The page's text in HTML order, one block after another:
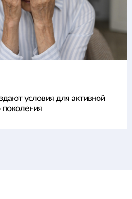
условия для активной